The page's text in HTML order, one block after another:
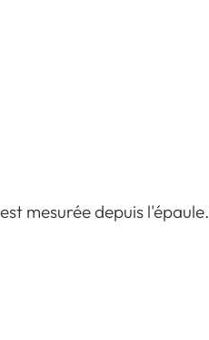
mesurée depuis l'épaule.